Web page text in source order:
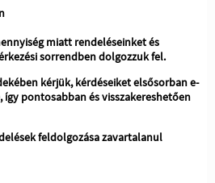
miatt rendeléseinket és
sorrendben dolgozzuk fel.
kérjük, kérdéseiket elsősorban e-
pontosabban és visszakereshetően
feldolgozása zavartalanul